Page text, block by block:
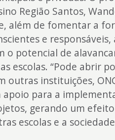
Região Santos,
além de fomentar a
e
o potencial de
escolas. “Pode abrir
outras instituições,
apoio para a
gerando um
escolas e a